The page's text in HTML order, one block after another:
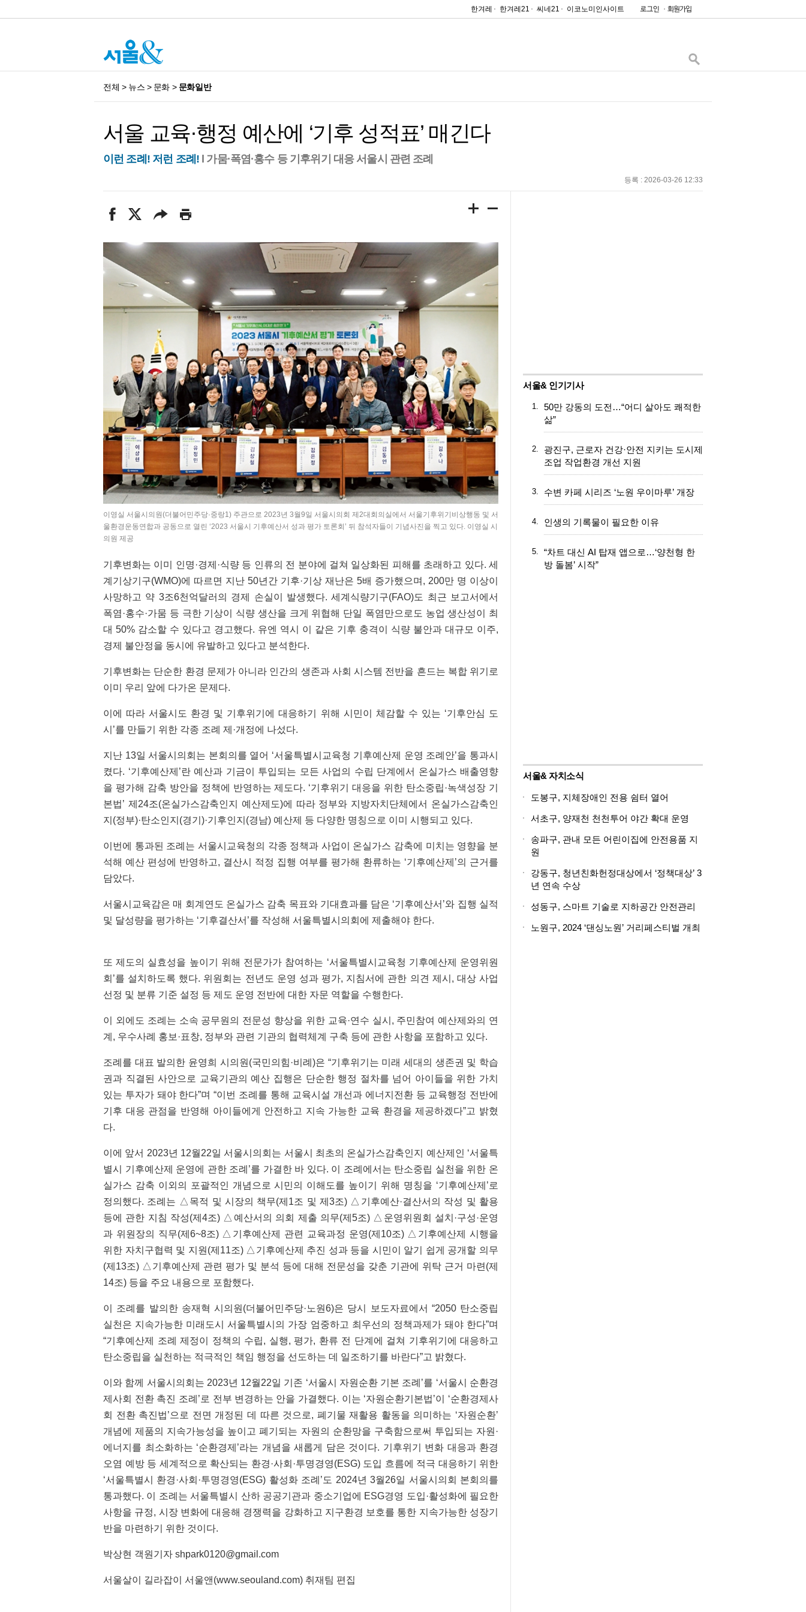
한겨레 한겨레21 씨네21 이코노미인사이트
전체 > 뉴스 > 문화 > 문화일반
서울 교육·행정 예산에 ‘기후 성적표’ 매긴다
이런 조례! 저런 조례!l 가뭄·폭염·홍수 등 기후위기 대응 서울시 관련 조례
등록 : 2026-03-26 12:33
이영실 서울시의원(더불어민주당·중랑1) 주관으로 2023년 3월9일 서울시의회 제2대회의실에서 서울기후위기비상행동 및 서
울환경운동연합과 공동으로 열린 ‘2023 서울시 기후예산서 성과 평가 토론회’ 뒤 참석자들이 기념사진을 찍고 있다. 이영실 시
의원 제공
기후변화는 이미 인명·경제·식량 등 인류의 전 분야에 걸쳐 일상화된 피해를 초래하고 있다. 세
계기상기구(WMO)에 따르면 지난 50년간 기후·기상 재난은 5배 증가했으며, 200만 명 이상이
사망하고 약 3조6천억달러의 경제 손실이 발생했다. 세계식량기구(FAO)도 최근 보고서에서
폭염·홍수·가뭄 등 극한 기상이 식량 생산을 크게 위협해 단일 폭염만으로도 농업 생산성이 최
대 50% 감소할 수 있다고 경고했다. 유엔 역시 이 같은 기후 충격이 식량 불안과 대규모 이주,
경제 불안정을 동시에 유발하고 있다고 분석한다.
기후변화는 단순한 환경 문제가 아니라 인간의 생존과 사회 시스템 전반을 흔드는 복합 위기로
이미 우리 앞에 다가온 문제다.
이에 따라 서울시도 환경 및 기후위기에 대응하기 위해 시민이 체감할 수 있는 ‘기후안심 도
시’를 만들기 위한 각종 조례 제·개정에 나섰다.
지난 13일 서울시의회는 본회의를 열어 ‘서울특별시교육청 기후예산제 운영 조례안’을 통과시
켰다. ‘기후예산제’란 예산과 기금이 투입되는 모든 사업의 수립 단계에서 온실가스 배출영향
을 평가해 감축 방안을 정책에 반영하는 제도다. ‘기후위기 대응을 위한 탄소중립·녹색성장 기
본법’ 제24조(온실가스감축인지 예산제도)에 따라 정부와 지방자치단체에서 온실가스감축인
지(정부)·탄소인지(경기)·기후인지(경남) 예산제 등 다양한 명칭으로 이미 시행되고 있다.
이번에 통과된 조례는 서울시교육청의 각종 정책과 사업이 온실가스 감축에 미치는 영향을 분
석해 예산 편성에 반영하고, 결산시 적정 집행 여부를 평가해 환류하는 ‘기후예산제’의 근거를
담았다.
서울시교육감은 매 회계연도 온실가스 감축 목표와 기대효과를 담은 ‘기후예산서’와 집행 실적
및 달성량을 평가하는 ‘기후결산서’를 작성해 서울특별시의회에 제출해야 한다.
또 제도의 실효성을 높이기 위해 전문가가 참여하는 ‘서울특별시교육청 기후예산제 운영위원
회’를 설치하도록 했다. 위원회는 전년도 운영 성과 평가, 지침서에 관한 의견 제시, 대상 사업
선정 및 분류 기준 설정 등 제도 운영 전반에 대한 자문 역할을 수행한다.
이 외에도 조례는 소속 공무원의 전문성 향상을 위한 교육·연수 실시, 주민참여 예산제와의 연
계, 우수사례 홍보·표창, 정부와 관련 기관의 협력체계 구축 등에 관한 사항을 포함하고 있다.
조례를 대표 발의한 윤영희 시의원(국민의힘·비례)은 “기후위기는 미래 세대의 생존권 및 학습
권과 직결된 사안으로 교육기관의 예산 집행은 단순한 행정 절차를 넘어 아이들을 위한 가치
있는 투자가 돼야 한다”며 “이번 조례를 통해 교육시설 개선과 에너지전환 등 교육행정 전반에
기후 대응 관점을 반영해 아이들에게 안전하고 지속 가능한 교육 환경을 제공하겠다”고 밝혔
다.
이에 앞서 2023년 12월22일 서울시의회는 서울시 최초의 온실가스감축인지 예산제인 ‘서울특
별시 기후예산제 운영에 관한 조례’를 가결한 바 있다. 이 조례에서는 탄소중립 실천을 위한 온
실가스 감축 이외의 포괄적인 개념으로 시민의 이해도를 높이기 위해 명칭을 ‘기후예산제’로
정의했다. 조례는 △목적 및 시장의 책무(제1조 및 제3조) △기후예산·결산서의 작성 및 활용
등에 관한 지침 작성(제4조) △예산서의 의회 제출 의무(제5조) △운영위원회 설치·구성·운영
과 위원장의 직무(제6~8조) △기후예산제 관련 교육과정 운영(제10조) △기후예산제 시행을
위한 자치구협력 및 지원(제11조) △기후예산제 추진 성과 등을 시민이 알기 쉽게 공개할 의무
(제13조) △기후예산제 관련 평가 및 분석 등에 대해 전문성을 갖춘 기관에 위탁 근거 마련(제
14조) 등을 주요 내용으로 포함했다.
이 조례를 발의한 송재혁 시의원(더불어민주당·노원6)은 당시 보도자료에서 “2050 탄소중립
실천은 지속가능한 미래도시 서울특별시의 가장 엄중하고 최우선의 정책과제가 돼야 한다”며
“기후예산제 조례 제정이 정책의 수립, 실행, 평가, 환류 전 단계에 걸쳐 기후위기에 대응하고
탄소중립을 실천하는 적극적인 책임 행정을 선도하는 데 일조하기를 바란다”고 밝혔다.
이와 함께 서울시의회는 2023년 12월22일 기존 ‘서울시 자원순환 기본 조례’를 ‘서울시 순환경
제사회 전환 촉진 조례’로 전부 변경하는 안을 가결했다. 이는 ‘자원순환기본법’이 ‘순환경제사
회 전환 촉진법’으로 전면 개정된 데 따른 것으로, 폐기물 재활용 활동을 의미하는 ‘자원순환’
개념에 제품의 지속가능성을 높이고 폐기되는 자원의 순환망을 구축함으로써 투입되는 자원·
에너지를 최소화하는 ‘순환경제’라는 개념을 새롭게 담은 것이다. 기후위기 변화 대응과 환경
오염 예방 등 세계적으로 확산되는 환경·사회·투명경영(ESG) 도입 흐름에 적극 대응하기 위한
‘서울특별시 환경·사회·투명경영(ESG) 활성화 조례’도 2024년 3월26일 서울시의회 본회의를
통과했다. 이 조례는 서울특별시 산하 공공기관과 중소기업에 ESG경영 도입·활성화에 필요한
사항을 규정, 시장 변화에 대응해 경쟁력을 강화하고 지구환경 보호를 통한 지속가능한 성장기
반을 마련하기 위한 것이다.
박상현 객원기자 shpark0120@gmail.com
서울살이 길라잡이 서울앤(www.seouland.com) 취재팀 편집
서울& 인기기사
1.
50만 강동의 도전…“어디 살아도 쾌적한
삶”
2.
광진구, 근로자 건강·안전 지키는 도시제
조업 작업환경 개선 지원
3. 수변 카페 시리즈 ‘노원 우이마루’ 개장
4. 인생의 기록물이 필요한 이유
5.
“차트 대신 AI 탑재 앱으로…‘양천형 한
방 돌봄’ 시작”
서울& 자치소식
도봉구, 지체장애인 전용 쉼터 열어
서초구, 양재천 천천투어 야간 확대 운영
송파구, 관내 모든 어린이집에 안전용품 지
원
강동구, 청년친화헌정대상에서 ‘정책대상’ 3
년 연속 수상
성동구, 스마트 기술로 지하공간 안전관리
노원구, 2024 ‘댄싱노원’ 거리페스티벌 개최